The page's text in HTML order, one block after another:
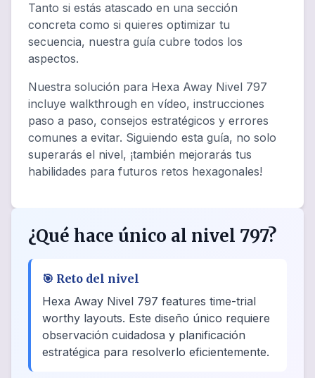
Tanto si estás atascado en una sección
concreta como si quieres optimizar tu
secuencia, nuestra guía cubre todos los
aspectos.
Nuestra solución para Hexa Away Nivel 797
incluye walkthrough en vídeo, instrucciones
paso a paso, consejos estratégicos y errores
comunes a evitar. Siguiendo esta guía, no solo
superarás el nivel, ¡también mejorarás tus
habilidades para futuros retos hexagonales!
¿Qué hace único al nivel 797?
🎯 Reto del nivel
Hexa Away Nivel 797 features time-trial
worthy layouts. Este diseño único requiere
observación cuidadosa y planificación
estratégica para resolverlo eficientemente.